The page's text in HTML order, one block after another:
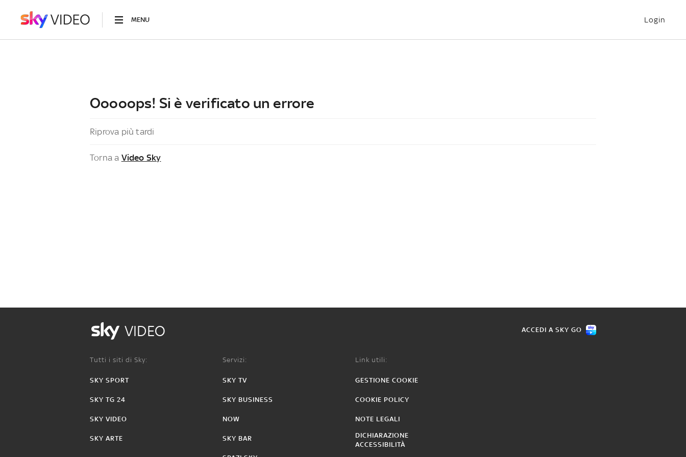
MENU Login
Ooooops! Si è verificato un errore
Riprova più tardi
Torna a Video Sky
VIDEO ACCEDI A SKY GO
Tutti i siti di Sky:
SKY SPORT
SKY TG 24
SKY VIDEO
SKY ARTE
Servizi:
SKY TV
SKY BUSINESS
NOW
SKY BAR
Link utili:
GESTIONE COOKIE
COOKIE POLICY
NOTE LEGALI
DICHIARAZIONE
ACCESSIBILITÀ